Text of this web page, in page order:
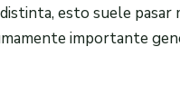
esto suele
importante